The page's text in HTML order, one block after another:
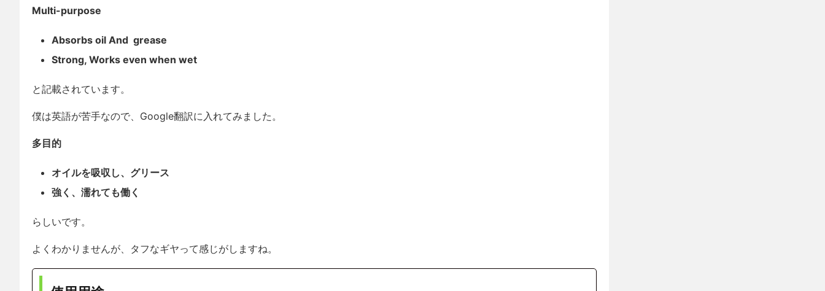
Multi-purpose
Absorbs oil And grease
Strong, Works even when wet
と記載されています。
僕は英語が苦手なので、Google翻訳に入れてみました。
多目的
オイルを吸収し、グリース
強く、濡れても働く
らしいです。
よくわかりませんが、タフなギヤって感じがしますね。